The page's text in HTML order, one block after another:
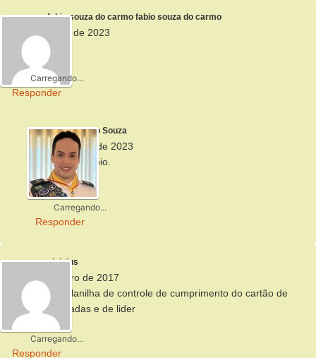
fabio souza do carmo fabio souza do carmo
24 de janeiro de 2023
muito bom
Carregando...
Responder
Alberto Souza
26 de janeiro de 2023
Obrigado, Fábio.
Forte abraço!
Carregando...
Responder
vinicius
28 de fevereiro de 2017
queria uma planilha de controle de cumprimento do cartão de
clases agrupadas e de lider
Carregando...
Responder